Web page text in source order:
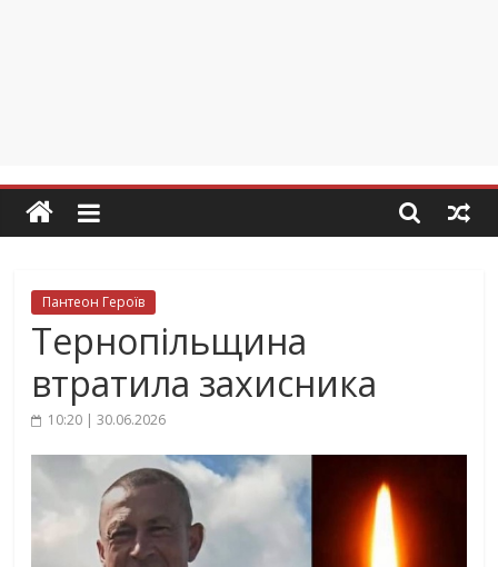
Пантеон Героїв
Тернопільщина
втратила захисника
10:20 | 30.06.2026